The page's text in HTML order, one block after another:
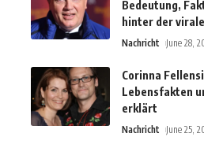
Bedeutung,
hinter der
Nachricht June 28,
Corinna
Lebensfakten
erklärt
Nachricht June 25,